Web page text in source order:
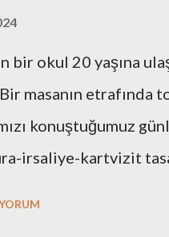
bir okul 20 yaşına
masanın etrafında
konuştuğumuz
irsaliye-kartvizit